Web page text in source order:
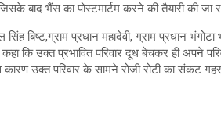
बाद भैंस का पोस्टमार्टम करने की तैयारी की जा
सिंह बिष्ट,ग्राम प्रधान महादेवी, ग्राम प्रधान
कहा कि उक्त प्रभावित परिवार दूध बेचकर ही
उक्त परिवार के सामने रोजी रोटी का संकट